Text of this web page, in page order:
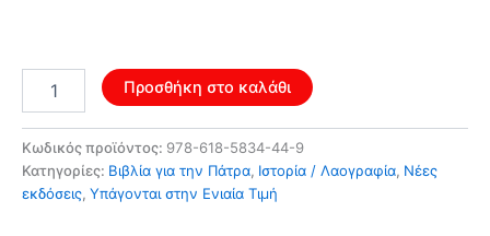
στο
γήπεδο
/
Προσθήκη στο καλάθι
Κωδικός προϊόντος: 978-618-5834-44-9
Κατηγορίες: Βιβλία για την Πάτρα, Ιστορία / Λαογραφία, Νέες
εκδόσεις, Υπάγονται στην Ενιαία Τιμή